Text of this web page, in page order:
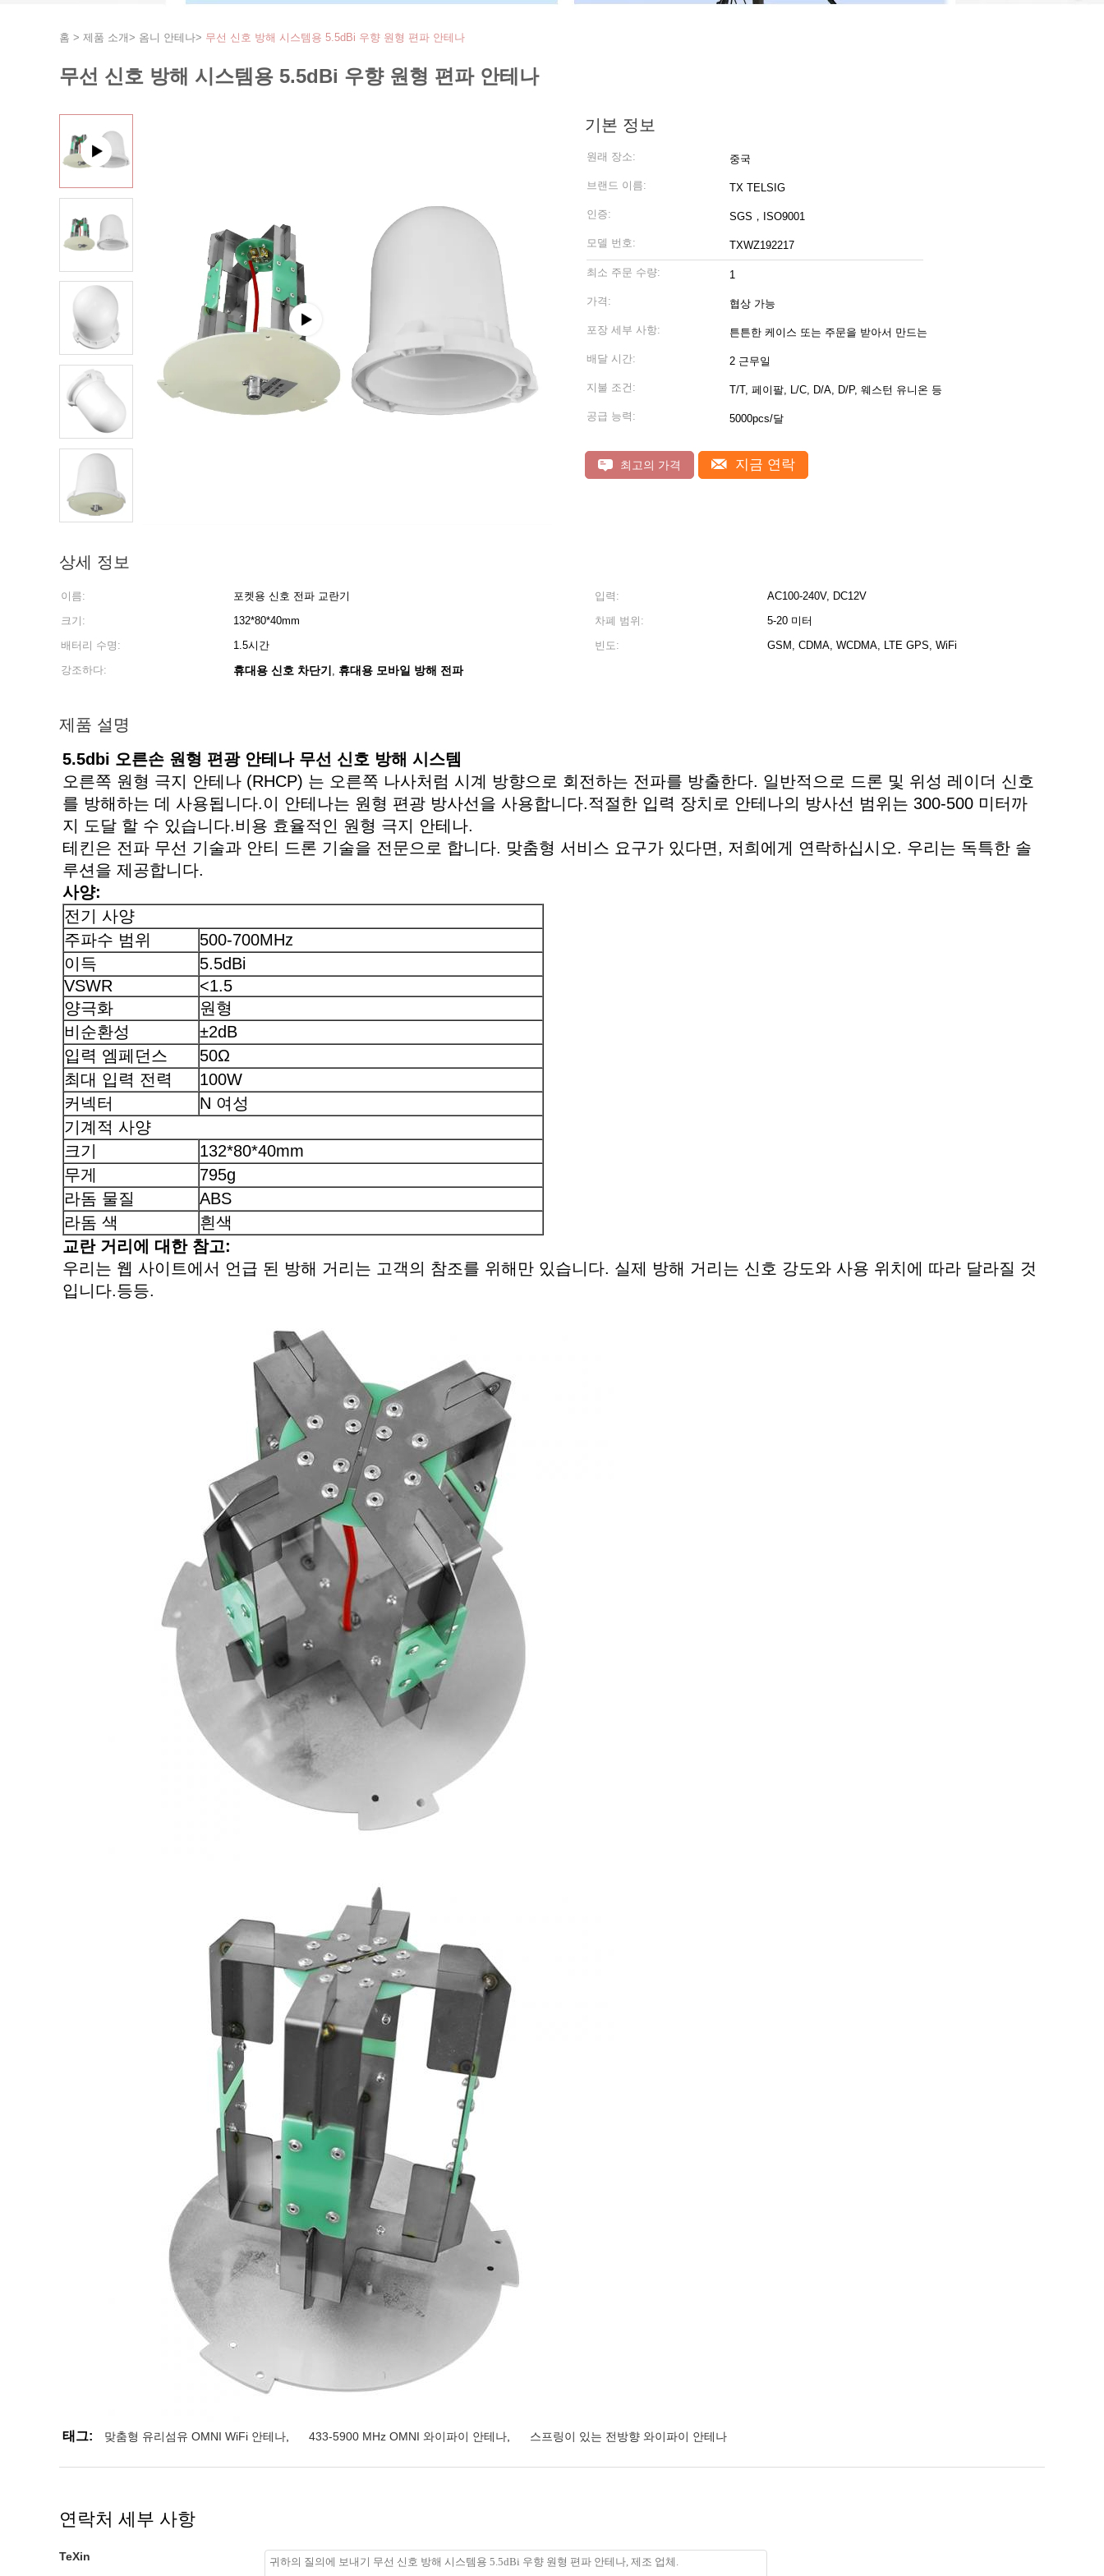
홈 > 제품 소개> 옴니 안테나> 무선 신호 방해 시스템용 5.5dBi 우향 원형 편파 안테나
무선 신호 방해 시스템용 5.5dBi 우향 원형 편파 안테나
기본 정보
원래 장소: 중국
브랜드 이름: TX TELSIG
인증: SGS，ISO9001
모델 번호: TXWZ192217
최소 주문 수량: 1
가격: 협상 가능
포장 세부 사항: 튼튼한 케이스 또는 주문을 받아서 만드는
배달 시간: 2 근무일
지불 조건: T/T, 페이팔, L/C, D/A, D/P, 웨스턴 유니온 등
공급 능력: 5000pcs/달
최고의 가격 지금 연락
상세 정보
이름: 포켓용 신호 전파 교란기 입력:
AC100-240V, DC12V
크기:
132*80*40mm 차폐 범위:
5-20 미터
배터리 수명:
1.5시간 빈도:
GSM, CDMA, WCDMA, LTE GPS, WiFi
강조하다:
휴대용 신호 차단기 , 휴대용 모바일 방해 전파
제품 설명
5.5dbi 오른손 원형 편광 안테나 무선 신호 방해 시스템
오른쪽 원형 극지 안테나 (RHCP) 는 오른쪽 나사처럼 시계 방향으로 회전하는 전파를 방출한다. 일반적으로 드론 및 위성 레이더 신호
를 방해하는 데 사용됩니다.이 안테나는 원형 편광 방사선을 사용합니다.적절한 입력 장치로 안테나의 방사선 범위는 300-500 미터까
지 도달 할 수 있습니다.비용 효율적인 원형 극지 안테나.
테킨은 전파 무선 기술과 안티 드론 기술을 전문으로 합니다. 맞춤형 서비스 요구가 있다면, 저희에게 연락하십시오. 우리는 독특한 솔
루션을 제공합니다.
사양:
전기 사양
주파수 범위
500-700MHz
이득
5.5dBi
VSWR
<1.5
양극화
원형
비순환성
±2dB
입력 엠페던스
50Ω
최대 입력 전력
100W
커넥터
N 여성
기계적 사양
크기
132*80*40mm
무게
795g
라돔 물질
ABS
라돔 색
흰색
교란 거리에 대한 참고:
우리는 웹 사이트에서 언급 된 방해 거리는 고객의 참조를 위해만 있습니다. 실제 방해 거리는 신호 강도와 사용 위치에 따라 달라질 것
입니다.등등.
태그: 맞춤형 유리섬유 OMNI WiFi 안테나 433-5900 MHz OMNI 와이파이 안테나 스프링이 있는 전방향 와이파이 안테나
연락처 세부 사항
TeXin